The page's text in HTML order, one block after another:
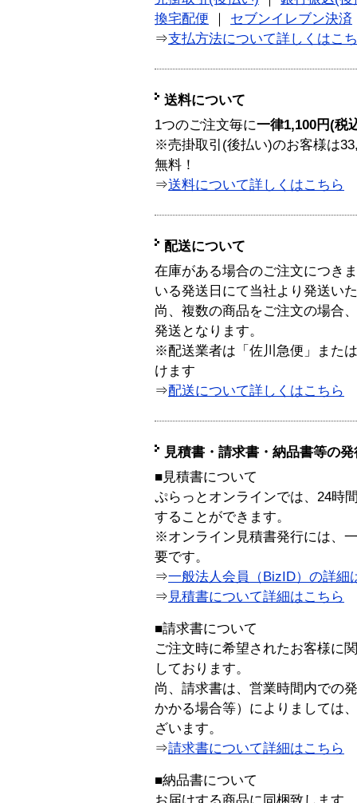
換宅配便
セブンイレブン決済
⇒支払方法について詳しくはこ
送料について
1つのご注文毎に一律1,100円(税
※売掛取引(後払い)のお客様は
無料！
⇒送料について詳しくはこちら
配送について
在庫がある場合のご注文につき
いる発送日にて当社より発送い
尚、複数の商品をご注文の場合
発送となります。
※配送業者は「佐川急便」また
けます
⇒配送について詳しくはこちら
見積書・請求書・納品書等の
■見積書について
ぷらっとオンラインでは、24時
することができます。
※オンライン見積書発行には、
要です。
⇒一般法人会員（BizID）の詳細
⇒ 見積書について詳細はこちら
■請求書について
ご注文時に希望されたお客様に
しております。
尚、請求書は、営業時間内での
かかる場合等）によりましては
ざいます。
⇒請求書について詳細はこちら
■納品書について